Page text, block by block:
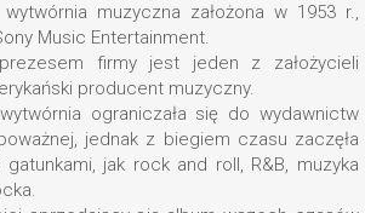
wytwórnia muzyczna założona w 1953 r.,
Music Entertainment.
firmy jest jeden z założycieli
producent muzyczny.
ograniczała się do wydawnictw
jednak z biegiem czasu zaczęła
jak rock and roll, R&B, muzyka